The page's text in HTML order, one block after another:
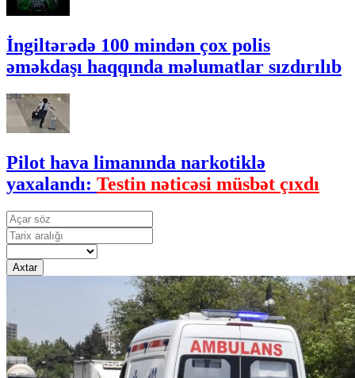
İngiltərədə 100 mindən çox polis
əməkdaşı haqqında məlumatlar sızdırılıb
Pilot hava limanında narkotiklə
yaxalandı: Testin nəticəsi müsbət çıxdı
Axtar